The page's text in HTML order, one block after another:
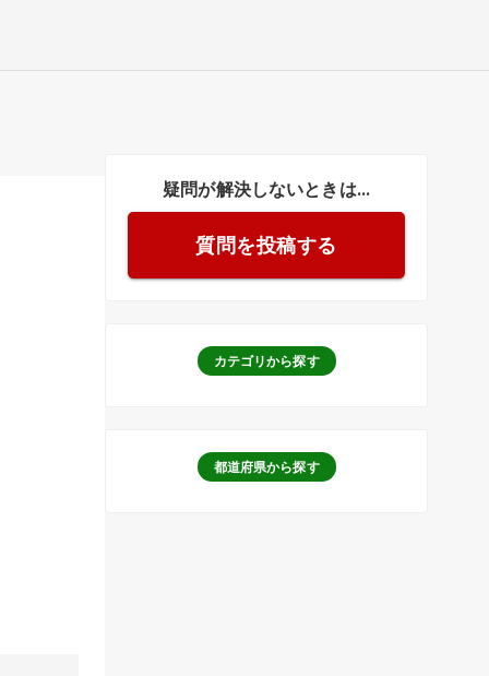
疑問が解決しないときは...
質問を投稿する
カテゴリから探す
都道府県から探す